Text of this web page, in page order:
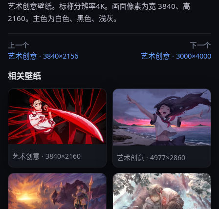
艺术创意壁纸。标称分辨率4K。画面像素为宽 3840、高
2160。主色为白色、黑色、浅灰。
上一个
艺术创意 · 3840×2156
下一个
艺术创意 · 3000×4000
相关壁纸
艺术创意 · 3840×2160 艺术创意 · 4977×2860